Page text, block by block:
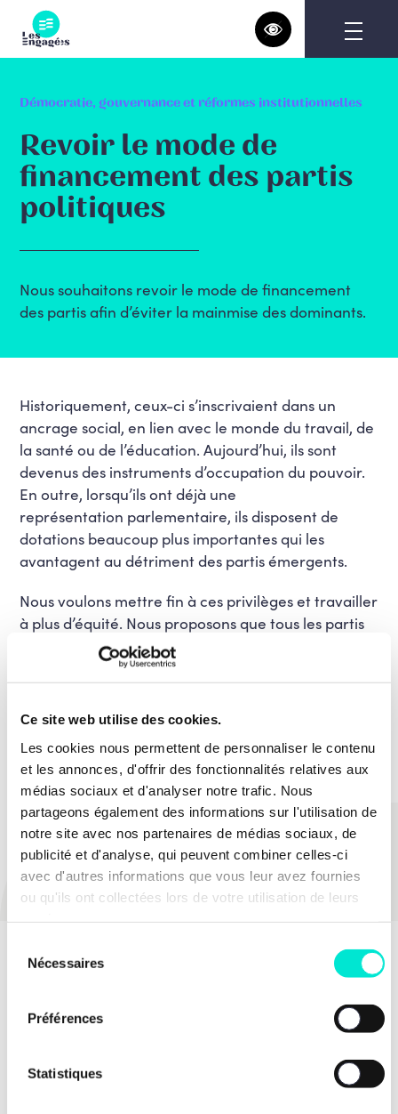
Ce site web utilise des cookies.
Les cookies nous permettent de personnaliser le contenu
et les annonces, d'offrir des fonctionnalités relatives aux
médias sociaux et d'analyser notre trafic. Nous
partageons également des informations sur l'utilisation de
notre site avec nos partenaires de médias sociaux, de
publicité et d'analyse, qui peuvent combiner celles-ci
avec d'autres informations que vous leur avez fournies
ou qu'ils ont collectées lors de votre utilisation de leurs
Nécessaires
Préférences
Statistiques
content
Démocratie, gouvernance et réformes institutionnelles
Revoir le mode de
financement des partis
politiques
Nous souhaitons revoir le mode de financement
des partis afin d’éviter la mainmise des dominants.
Historiquement, ceux-ci s’inscrivaient dans un
ancrage social, en lien avec le monde du travail, de
la santé ou de l’éducation. Aujourd’hui, ils sont
devenus des instruments d’occupation du pouvoir.
En outre, lorsqu’ilsont déjà une
représentation parlementaire, ils disposent de
dotations beaucoup plus importantes qui les
avantagent au détriment des partis émergents.
Nous voulons mettre fin à ces privilèges et travailler
à plus d’équité. Nous proposons que tous les partis
démocratiques qui se présentent aux élections et
qui sont soutenus par au moins 50 000 citoyens
disposent d’un financement minimal identique,
auquel s’ajoutera un même montant forfaitaire
différents parlements.